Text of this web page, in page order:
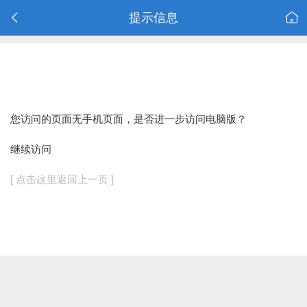
提示信息
您访问的页面无手机页面，是否进一步访问电脑版？
继续访问
[ 点击这里返回上一页 ]